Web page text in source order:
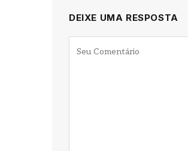
DEIXE UMA RESPOSTA